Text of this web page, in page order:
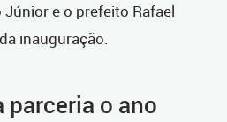
e o prefeito Rafael
inauguração.
parceria o ano